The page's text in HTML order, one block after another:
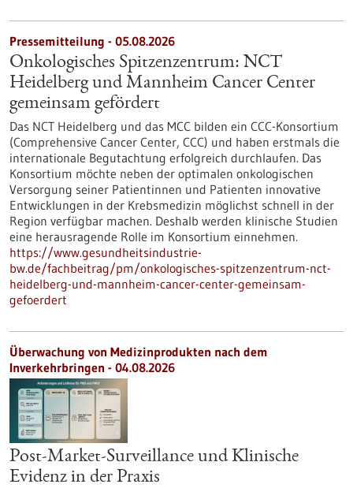
Pressemitteilung - 05.08.2026
Onkologisches Spitzenzentrum: NCT
Heidelberg und Mannheim Cancer Center
gemeinsam gefördert
Das NCT Heidelberg und das MCC bilden ein CCC-Konsortium
(Comprehensive Cancer Center, CCC) und haben erstmals die
internationale Begutachtung erfolgreich durchlaufen. Das
Konsortium möchte neben der optimalen onkologischen
Versorgung seiner Patientinnen und Patienten innovative
Entwicklungen in der Krebsmedizin möglichst schnell in der
Region verfügbar machen. Deshalb werden klinische Studien
eine herausragende Rolle im Konsortium einnehmen.
https://www.gesundheitsindustrie-
bw.de/fachbeitrag/pm/onkologisches-spitzenzentrum-nct-
heidelberg-und-mannheim-cancer-center-gemeinsam-
gefoerdert
Überwachung von Medizinprodukten nach dem
Inverkehrbringen - 04.08.2026
Post-Market-Surveillance und Klinische
Evidenz in der Praxis